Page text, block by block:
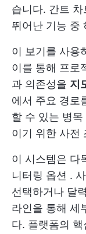
습니다. 간트
뛰어난 기능 중
이 보기를 사용
이를 통해 프로
과 의존성을 지
에서 주요 경로
할 수 있는 병
이기 위한 사전
이 시스템은 다
니터링 옵션 .
선택하거나 달
라인을 통해 세
다. 플랫폼의